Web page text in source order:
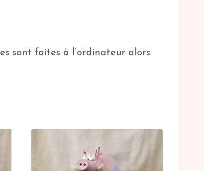
sont faites à l’ordinateur alors